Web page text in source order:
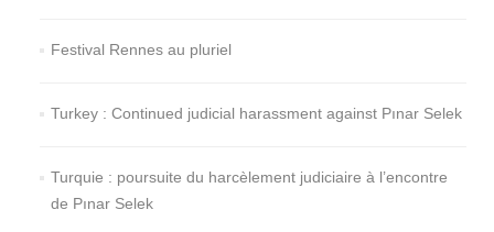
Festival Rennes au pluriel
Turkey : Continued judicial harassment against Pınar Selek
Turquie : poursuite du harcèlement judiciaire à l’encontre
de Pınar Selek